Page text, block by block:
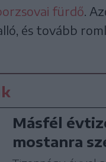
fürdő.
és tovább
Másfél
mostanra